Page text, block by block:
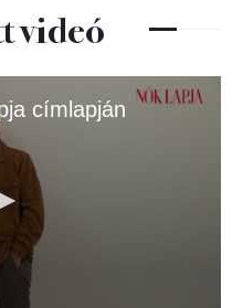
videó
címlapján